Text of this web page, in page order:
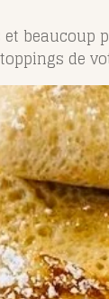
beaucoup
de